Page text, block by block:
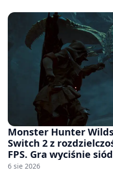
Monster Hunter
Switch 2 z
FPS. Gra wyciśnie
6 sie 2026